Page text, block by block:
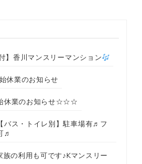
】香川マンスリーマンション
休業のお知らせ
業のお知らせ☆☆☆
バス・トイレ別】駐車場有♬フ
♬
族の利用も可です♪Kマンスリー